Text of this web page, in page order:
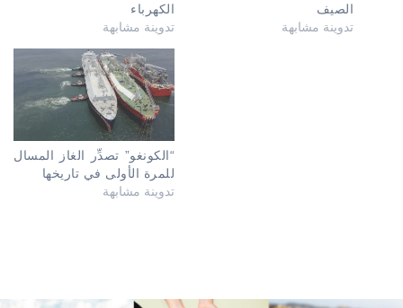
الكهرباء
تدوينة مشابهة
الصيف
تدوينة مشابهة
“الكونغو” تصدِّر الغاز المسال
للمرة الأولى في تاريخها
تدوينة مشابهة